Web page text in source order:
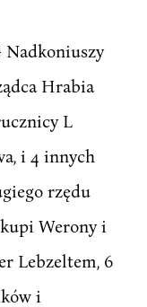
Nadkoniuszy
Hrabia
L
i 4 innych
rzędu
Werony i
Lebzeltem, 6
i